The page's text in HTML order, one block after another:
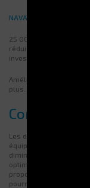
NAVAL GROUP :
25 000 € de gains
réduisant la
investissement en
Améliorez votre
plus.
Conclusion
Les distributeurs
équipements. Ils
diminuer les coûts tout
optimisée pourra
propose des solutions
pourrez demander un